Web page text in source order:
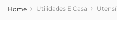
Utilidades E Casa